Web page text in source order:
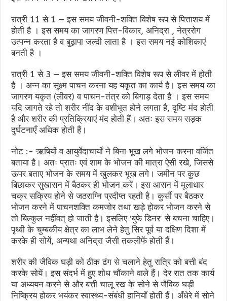
रात्री 11 से 1 — इस समय जीवनी-शक्ति विशेष रूप से पित्ताशय में
होती है । इस समय का जागरण पित्त-विकार, अनिद्रा , नेत्ररोग
उत्पन्न करता है व बुढ़ापा जल्दी लाता है । इस समय नई कोशिकाएं
बनती है ।
रात्री 1 से 3 — इस समय जीवनी-शक्ति विशेष रूप से लीवर में होती
है । अन्न का सूक्ष्म पाचन करना यह यकृत का कार्य है। इस समय का
जागरण यकृत (लीवर) व पाचन-तंत्र को बिगाड़ देता है । इस समय
यदि जागते रहे तो शरीर नींद के वशीभूत होने लगता है, दृष्टि मंद होती
है और शरीर की प्रतिक्रियाएं मंद होती हैं। अतः इस समय सड़क
दुर्घटनाएँ अधिक होती हैं।
नोट :- ऋषियों व आयुर्वेदाचार्यों ने बिना भूख लगे भोजन करना वर्जित
बताया है। अतः प्रातः एवं शाम के भोजन की मात्रा ऐसी रखे, जिससे
ऊपर बताए भोजन के समय में खुलकर भूख लगे। जमीन पर कुछ
बिछाकर सुखासन में बैठकर ही भोजन करें। इस आसन में मूलाधार
चक्र सक्रिय होने से जठराग्नि प्रदीप्त रहती है। कुर्सी पर बैठकर
भोजन करने में पाचनशक्ति कमजोर तथा खड़े होकर भोजन करने से
तो बिल्कुल नहींवत् हो जाती है। इसलिए ʹबुफे डिनरʹ से बचना चाहिए।
पृथ्वी के चुम्बकीय क्षेत्र का लाभ लेने हेतु सिर पूर्व या दक्षिण दिशा में
करके ही सोयें, अन्यथा अनिद्रा जैसी तकलीफें होती हैं।
शरीर की जैविक घड़ी को ठीक ढंग से चलाने हेतु रात्रि को बत्ती बंद
करके सोयें। इस संदर्भ में हुए शोध चौंकाने वाले हैं। देर रात तक कार्य
या अध्ययन करने से और बत्ती चालू रख के सोने से जैविक घड़ी
निष्क्रिय होकर भयंकर स्वास्थ्य-संबंधी हानियाँ होती हैं। अँधेरे में सोने